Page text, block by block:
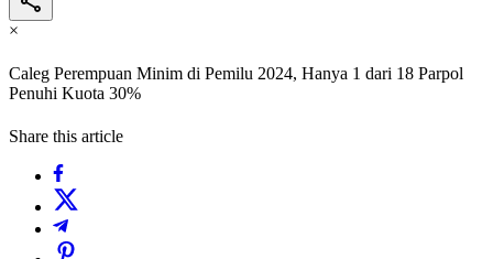
×
Caleg Perempuan Minim di Pemilu 2024, Hanya 1 dari 18 Parpol
Penuhi Kuota 30%
Share this article